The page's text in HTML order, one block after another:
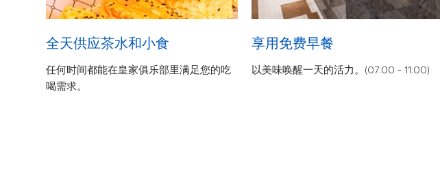
全天供应茶水和小食
任何时间都能在皇家俱乐部里满足您的吃
喝需求。
享用免费早餐
以美味唤醒一天的活力。(07:00 - 11:00)